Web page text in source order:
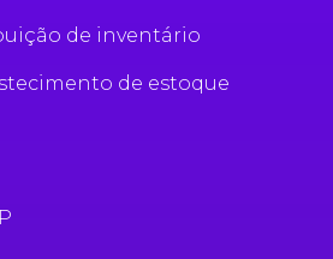
de inventário
de estoque